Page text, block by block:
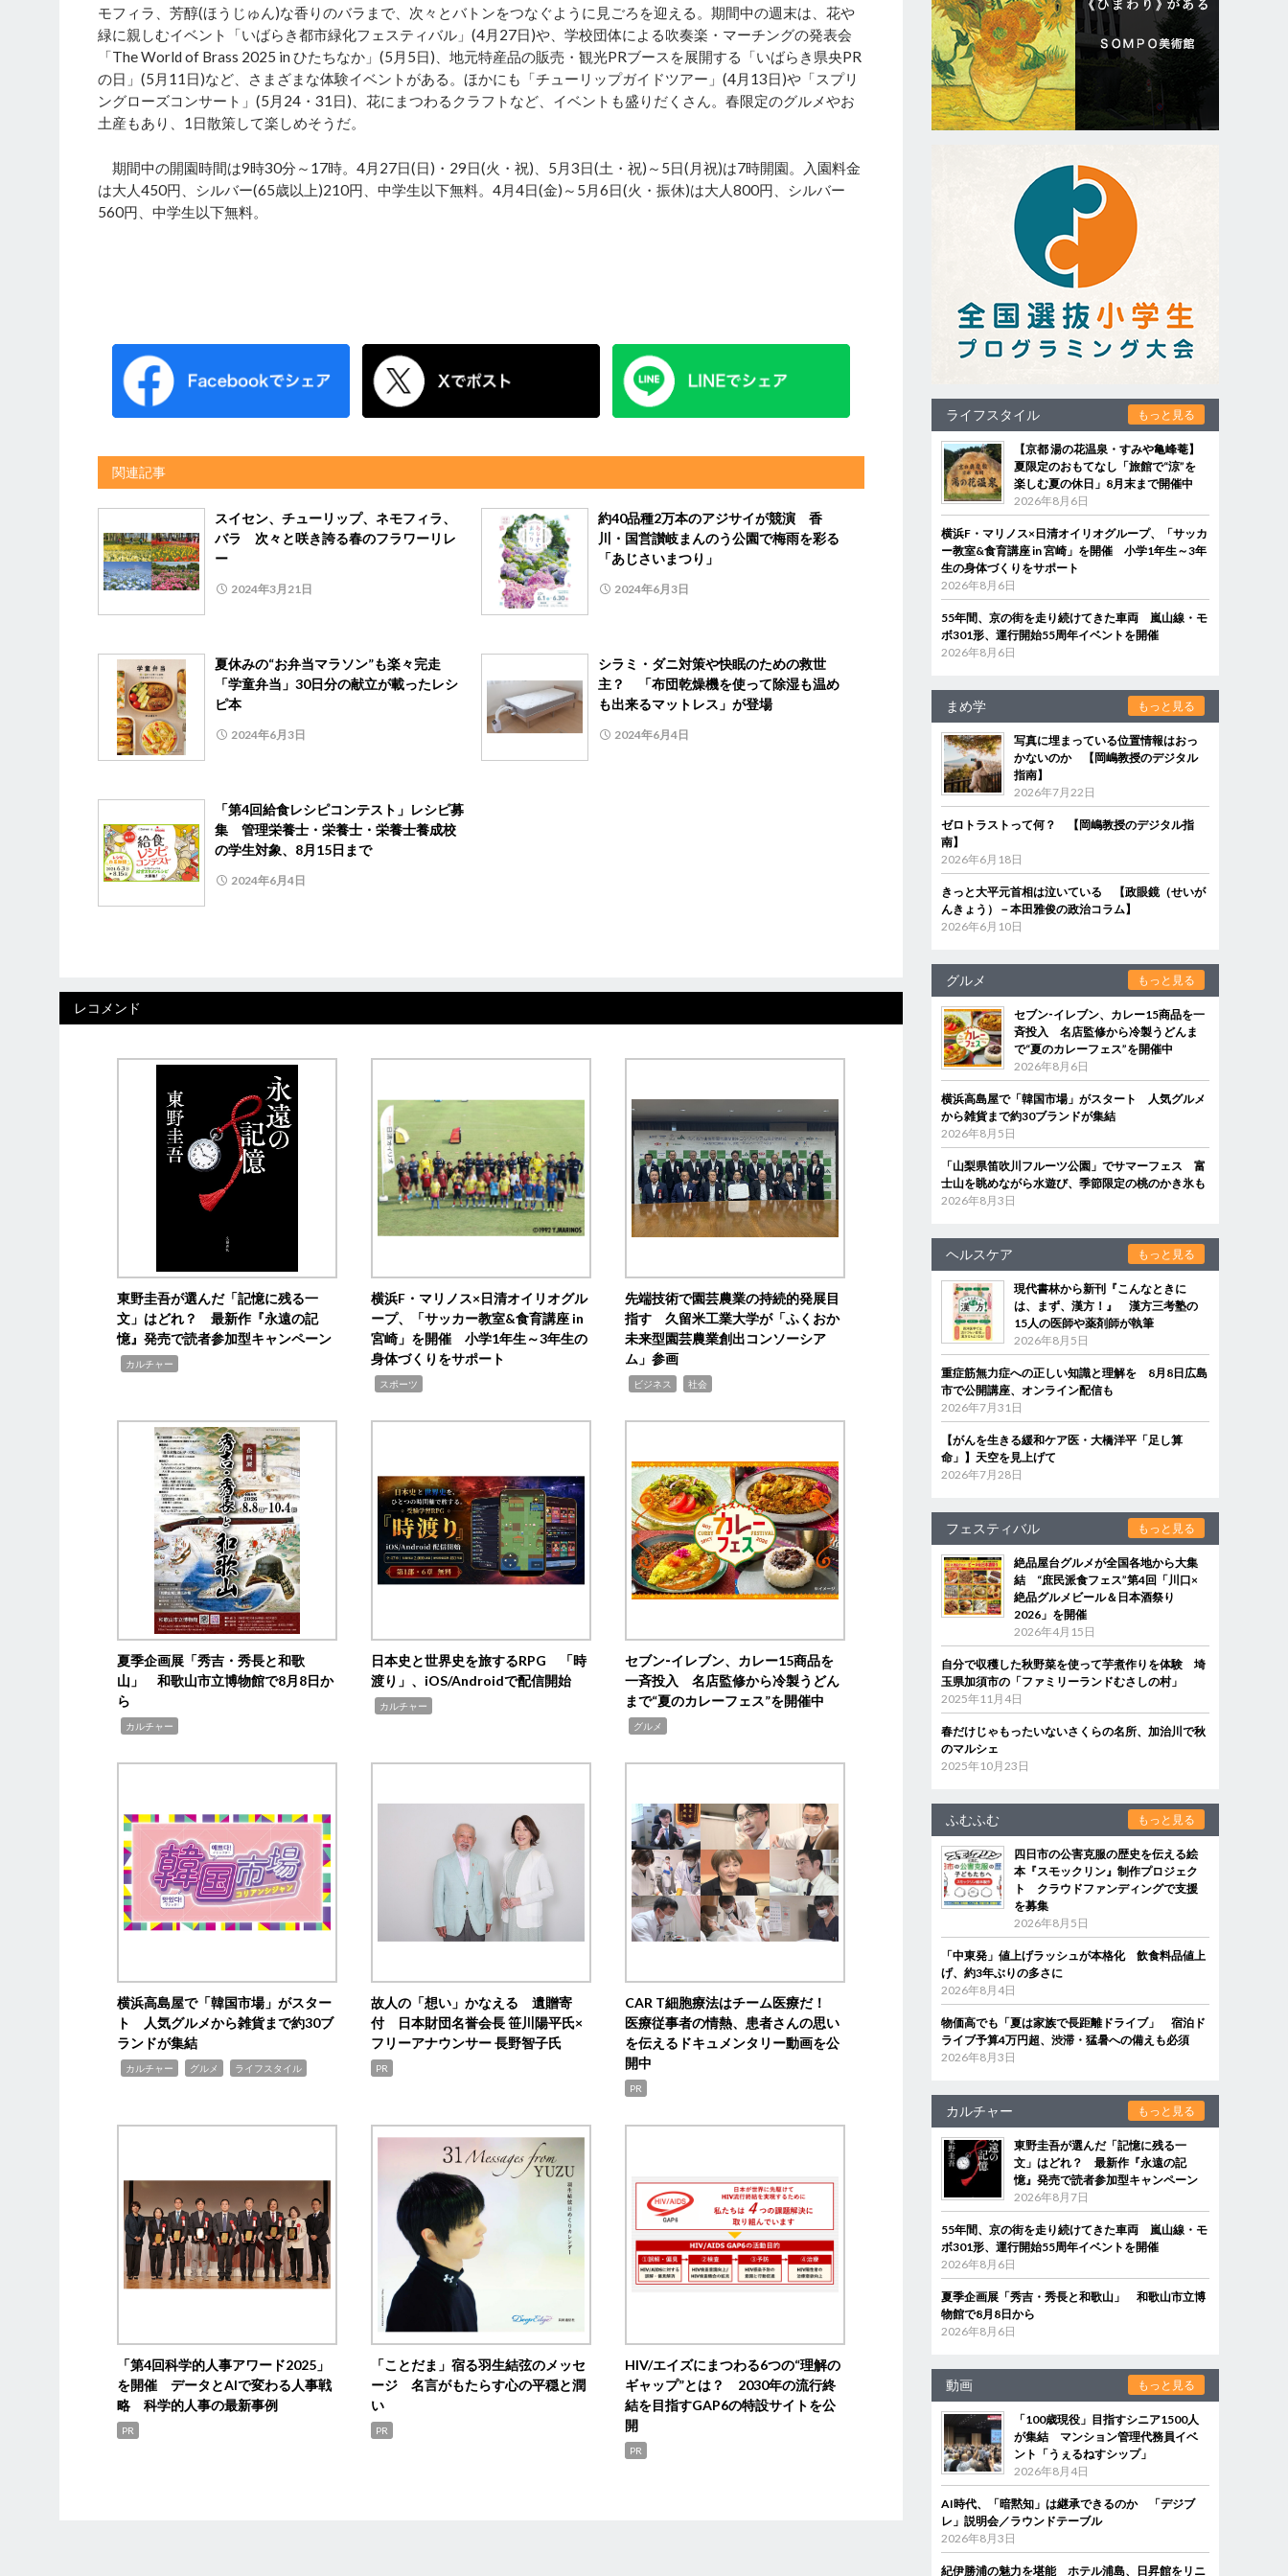
モフィラ、芳醇(ほうじゅん)な香りのバラまで、次々とバトンをつなぐように見ごろを迎える。期間中の週末は、花や
緑に親しむイベント「いばらき都市緑化フェスティバル」(4月27日)や、学校団体による吹奏楽・マーチングの発表会
「The World of Brass 2025 in ひたちなか」(5月5日)、地元特産品の販売・観光PRブースを展開する「いばらき県央PR
の日」(5月11日)など、さまざまな体験イベントがある。ほかにも「チューリップガイドツアー」(4月13日)や「スプリ
ングローズコンサート」(5月24・31日)、花にまつわるクラフトなど、イベントも盛りだくさん。春限定のグルメやお
土産もあり、1日散策して楽しめそうだ。
期間中の開園時間は9時30分～17時。4月27日(日)・29日(火・祝)、5月3日(土・祝)～5日(月祝)は7時開園。入園料金
は大人450円、シルバー(65歳以上)210円、中学生以下無料。4月4日(金)～5月6日(火・振休)は大人800円、シルバー
560円、中学生以下無料。
関連記事
スイセン、チューリップ、ネモフィラ、
バラ 次々と咲き誇る春のフラワーリレ
ー
2024年3月21日
約40品種2万本のアジサイが競演 香
川・国営讃岐まんのう公園で梅雨を彩る
「あじさいまつり」
2024年6月3日
夏休みの“お弁当マラソン”も楽々完走
「学童弁当」30日分の献立が載ったレシ
ピ本
2024年6月3日
シラミ・ダニ対策や快眠のための救世
主？ 「布団乾燥機を使って除湿も温め
も出来るマットレス」が登場
2024年6月4日
「第4回給食レシピコンテスト」レシピ募
集 管理栄養士・栄養士・栄養士養成校
の学生対象、8月15日まで
2024年6月4日
レコメンド
東野圭吾が選んだ「記憶に残る一
文」はどれ？ 最新作『永遠の記
憶』発売で読者参加型キャンペーン
カルチャー
横浜F・マリノス×日清オイリオグル
ープ、「サッカー教室&食育講座 in
宮崎」を開催 小学1年生～3年生の
身体づくりをサポート
スポーツ
先端技術で園芸農業の持続的発展目
指す 久留米工業大学が「ふくおか
未来型園芸農業創出コンソーシア
ム」参画
ビジネス 社会
夏季企画展「秀吉・秀長と和歌
山」 和歌山市立博物館で8月8日か
ら
カルチャー
日本史と世界史を旅するRPG 「時
渡り」、iOS/Androidで配信開始
カルチャー
セブン‐イレブン、カレー15商品を
一斉投入 名店監修から冷製うどん
まで“夏のカレーフェス”を開催中
グルメ
横浜高島屋で「韓国市場」がスター
ト 人気グルメから雑貨まで約30ブ
ランドが集結
カルチャー グルメ ライフスタイル
故人の「想い」かなえる 遺贈寄
付 日本財団名誉会長 笹川陽平氏×
フリーアナウンサー 長野智子氏
PR
CAR T細胞療法はチーム医療だ！
医療従事者の情熱、患者さんの思い
を伝えるドキュメンタリー動画を公
開中
PR
「第4回科学的人事アワード2025」
を開催 データとAIで変わる人事戦
略 科学的人事の最新事例
PR
「ことだま」宿る羽生結弦のメッセ
ージ 名言がもたらす心の平穏と潤
い
PR
HIV/エイズにまつわる6つの“理解の
ギャップ”とは？ 2030年の流行終
結を目指すGAP6の特設サイトを公
開
PR
ライフスタイル もっと見る
【京都 湯の花温泉・すみや亀峰菴】
夏限定のおもてなし「旅館で“涼”を
楽しむ夏の休日」8月末まで開催中
2026年8月6日
横浜F・マリノス×日清オイリオグループ、「サッカ
ー教室&食育講座 in 宮崎」を開催 小学1年生～3年
生の身体づくりをサポート
2026年8月6日
55年間、京の街を走り続けてきた車両 嵐山線・モ
ボ301形、運行開始55周年イベントを開催
2026年8月6日
まめ学 もっと見る
写真に埋まっている位置情報はおっ
かないのか 【岡嶋教授のデジタル
指南】
2026年7月22日
ゼロトラストって何？ 【岡嶋教授のデジタル指
南】
2026年6月18日
きっと大平元首相は泣いている 【政眼鏡（せいが
んきょう）－本田雅俊の政治コラム】
2026年6月10日
グルメ もっと見る
セブン‐イレブン、カレー15商品を一
斉投入 名店監修から冷製うどんま
で“夏のカレーフェス”を開催中
2026年8月6日
横浜高島屋で「韓国市場」がスタート 人気グルメ
から雑貨まで約30ブランドが集結
2026年8月5日
「山梨県笛吹川フルーツ公園」でサマーフェス 富
士山を眺めながら水遊び、季節限定の桃のかき氷も
2026年8月3日
ヘルスケア もっと見る
現代書林から新刊『こんなときに
は、まず、漢方！』 漢方三考塾の
15人の医師や薬剤師が執筆
2026年8月5日
重症筋無力症への正しい知識と理解を 8月8日広島
市で公開講座、オンライン配信も
2026年7月31日
【がんを生きる緩和ケア医・大橋洋平「足し算
命」】天空を見上げて
2026年7月28日
フェスティバル もっと見る
絶品屋台グルメが全国各地から大集
結 “庶民派食フェス”第4回「川口×
絶品グルメビール＆日本酒祭り
2026」を開催
2026年4月15日
自分で収穫した秋野菜を使って芋煮作りを体験 埼
玉県加須市の「ファミリーランドむさしの村」
2025年11月4日
春だけじゃもったいないさくらの名所、加治川で秋
のマルシェ
2025年10月23日
ふむふむ もっと見る
四日市の公害克服の歴史を伝える絵
本『スモックリン』制作プロジェク
ト クラウドファンディングで支援
を募集
2026年8月5日
「中東発」値上げラッシュが本格化 飲食料品値上
げ、約3年ぶりの多さに
2026年8月4日
物価高でも「夏は家族で長距離ドライブ」 宿泊ド
ライブ予算4万円超、渋滞・猛暑への備えも必須
2026年8月3日
カルチャー もっと見る
東野圭吾が選んだ「記憶に残る一
文」はどれ？ 最新作『永遠の記
憶』発売で読者参加型キャンペーン
2026年8月7日
55年間、京の街を走り続けてきた車両 嵐山線・モ
ボ301形、運行開始55周年イベントを開催
2026年8月6日
夏季企画展「秀吉・秀長と和歌山」 和歌山市立博
物館で8月8日から
2026年8月6日
動画 もっと見る
「100歳現役」目指すシニア1500人
が集結 マンション管理代務員イベ
ント「うぇるねすシップ」
2026年8月4日
AI時代、「暗黙知」は継承できるのか 「デジブ
レ」説明会／ラウンドテーブル
2026年8月3日
紀伊勝浦の魅力を堪能 ホテル浦島、日昇館をリニ